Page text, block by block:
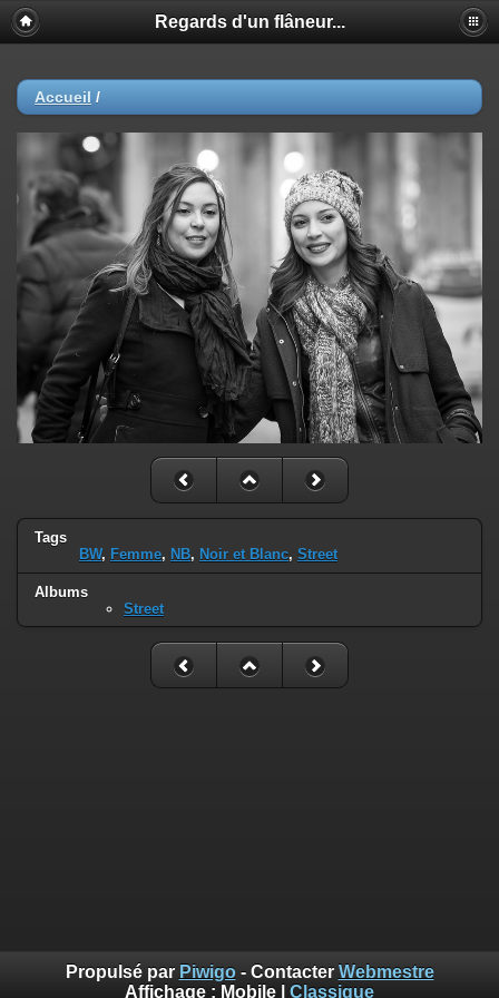
Regards d'un flâneur...
Accueil /
Tags
BW, Femme, NB, Noir et Blanc, Street
Albums
Street
Propulsé par Piwigo- Contacter Webmestre
Affichage : Mobile Classique